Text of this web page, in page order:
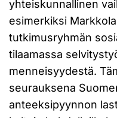
yhteiskunnallinen
esimerkiksi
tutkimusryhmän
tilaamassa
menneisyydestä.
seurauksena
anteeksipyynnon